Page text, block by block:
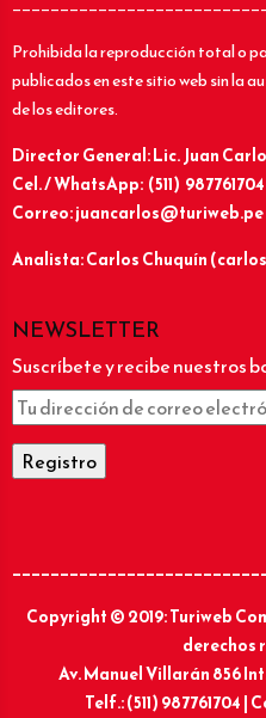
Prohibida la reproducción total o
publicados en este sitio web sin la
de los editores.
Director General: Lic.Juan
Cel. / WhatsApp: (511) 987761704
Correo: juancarlos@turiweb.pe
Analista: Carlos Chuquín
NEWSLETTER
Suscríbete y recibe nuestros
Copyright © 2019: Turiweb
derechos
Av. Manuel Villarán 856
Telf.: (511) 987761704